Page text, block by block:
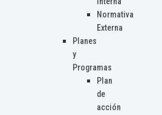
Normativa
Externa
Planes
y
Programas
Plan
de
acción